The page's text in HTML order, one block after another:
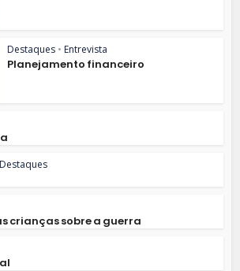
Destaques • Entrevista
Planejamento financeiro
Destaques
crianças sobre a guerra